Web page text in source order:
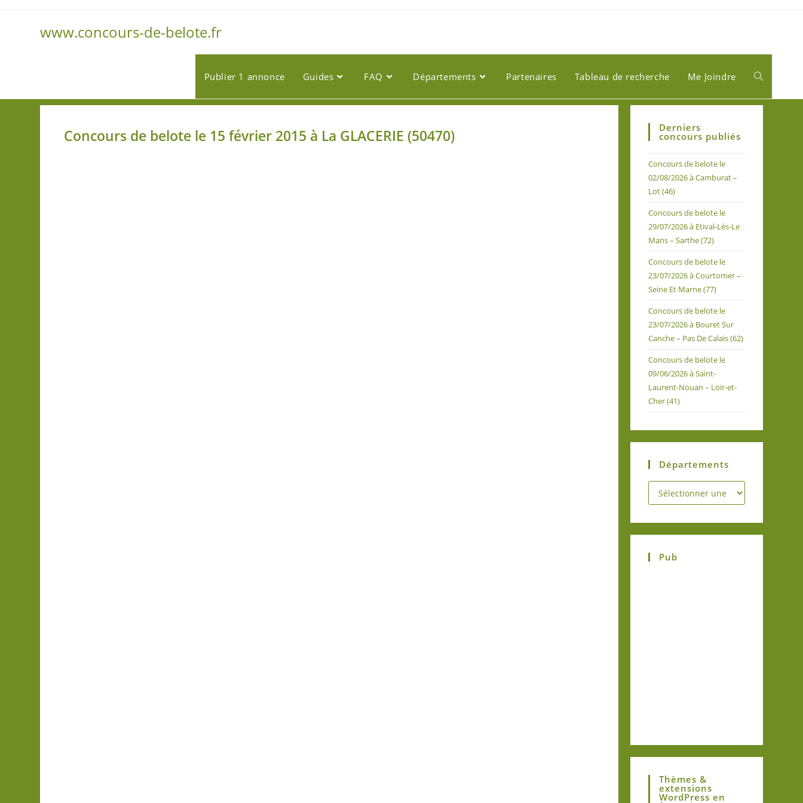
www.concours-de-belote.fr
Publier 1 annonce Guides FAQ Départements Partenaires Tableau de recherche Me Joindre
Concours de belote le 15 février 2015 à La GLACERIE (50470) Derniers
concours publiés
Concours de belote le
02/08/2026 à Camburat –
Lot (46)
Concours de belote le
29/07/2026 à Etival-Lès-Le
Mans – Sarthe (72)
Concours de belote le
23/07/2026 à Courtomer –
Seine Et Marne (77)
Concours de belote le
23/07/2026 à Bouret Sur
Canche – Pas De Calais (62)
Concours de belote le
09/06/2026 à Saint-
Laurent-Nouan – Loir-et-
Cher (41)
Départements
Pub
Thèmes &
extensions
WordPress en